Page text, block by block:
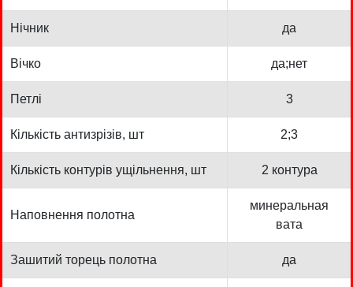
Нічник да
Вічко да;нет
Петлі 3
Кількість антизрізів, шт 2;3
Кількість контурів ущільнення, шт 2 контура
Наповнення полотна
минеральная
вата
Зашитий торець полотна да